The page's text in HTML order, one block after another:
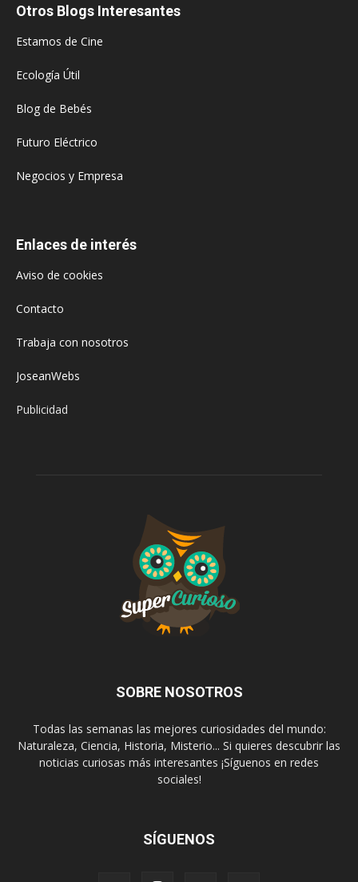
Otros Blogs Interesantes
Estamos de Cine
Ecología Útil
Blog de Bebés
Futuro Eléctrico
Negocios y Empresa
Enlaces de interés
Aviso de cookies
Contacto
Trabaja con nosotros
JoseanWebs
Publicidad
SOBRE NOSOTROS
Todas las semanas las mejores curiosidades del mundo:
Naturaleza, Ciencia, Historia, Misterio... Si quieres descubrir las
noticias curiosas más interesantes ¡Síguenos en redes
sociales!
SÍGUENOS